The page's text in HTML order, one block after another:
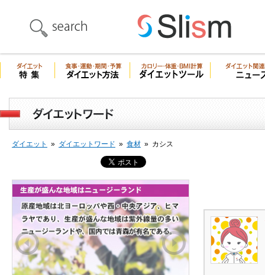
ダイエット » ダイエットワード » 食材 » カシス
生産が盛んな地域はニュージーランド